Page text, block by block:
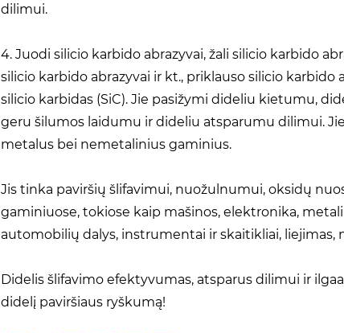
dilimui.
4. Juodi silicio karbido abrazyvai, žali silicio karbido
silicio karbido abrazyvai ir kt., priklauso silicio
silicio karbidas (SiC). Jie pasižymi dideliu kietumu,
geru šilumos laidumu ir dideliu atsparumu dilimui.
metalus bei nemetalinius gaminius.
Jis tinka paviršių šlifavimui, nuožulnumui, oksidų
gaminiuose, tokiose kaip mašinos, elektronika,
automobilių dalys, instrumentai ir skaitikliai, liejimas,
Didelis šlifavimo efektyvumas, atsparus dilimui ir
didelį paviršiaus ryškumą!